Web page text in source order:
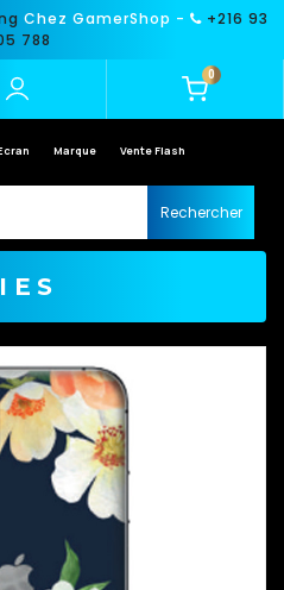
Chez GamerShop -
+216 93
788
0
Marque Vente Flash
Rechercher